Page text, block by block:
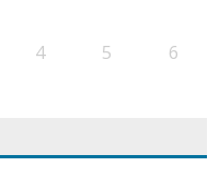
4 5 6